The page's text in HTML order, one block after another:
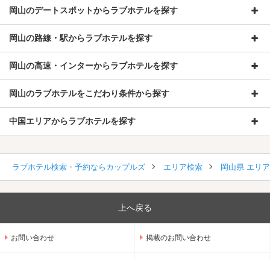
岡山のデートスポットからラブホテルを探す
岡山の路線・駅からラブホテルを探す
岡山の高速・インターからラブホテルを探す
岡山のラブホテルをこだわり条件から探す
中国エリアからラブホテルを探す
ラブホテル検索・予約ならカップルズ エリア検索 岡山県 エリ
上へ戻る
お問い合わせ 掲載のお問い合わせ